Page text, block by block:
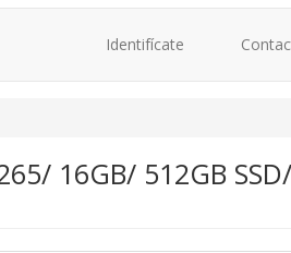
Identifícate
16GB/ 512GB